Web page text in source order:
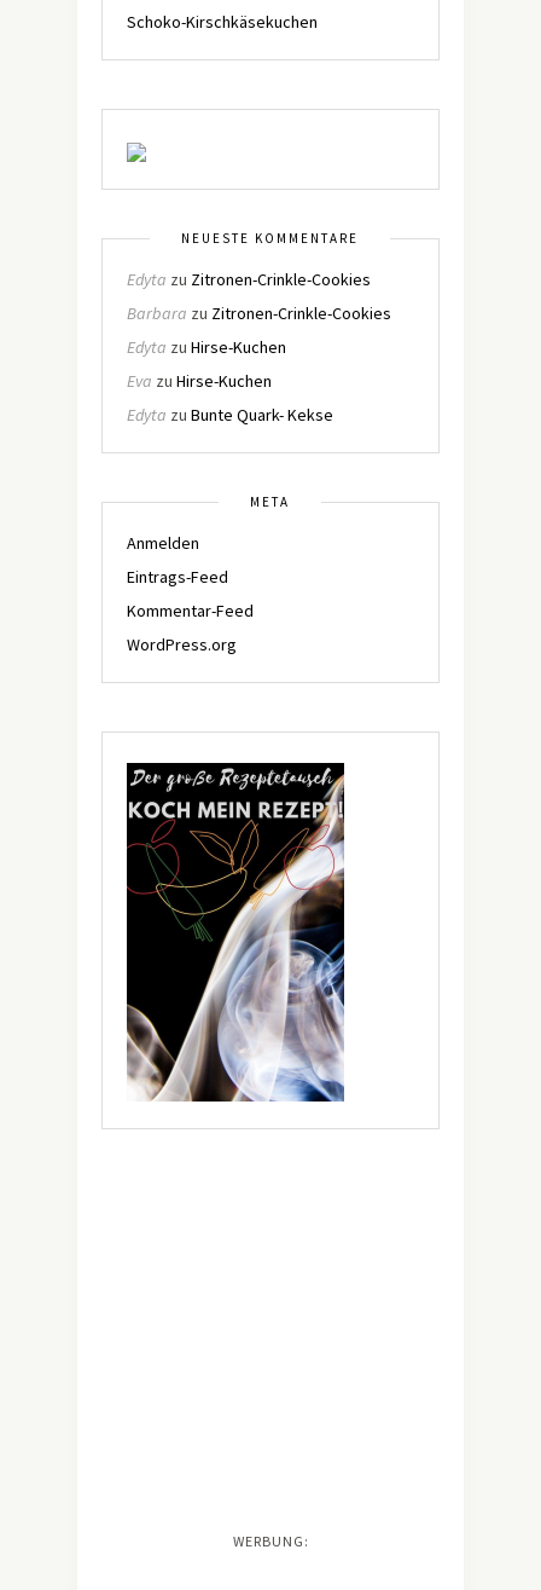
Schoko-Kirschkäsekuchen
NEUESTE KOMMENTARE
Edyta zu Zitronen-Crinkle-Cookies
Barbara zu Zitronen-Crinkle-Cookies
Edyta zu Hirse-Kuchen
Eva zu Hirse-Kuchen
Edyta zu Bunte Quark- Kekse
META
Anmelden
Eintrags-Feed
Kommentar-Feed
WordPress.org
WERBUNG: